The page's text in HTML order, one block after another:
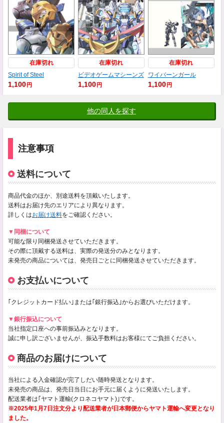
在庫切れ
Spirit of Steel
1,100 円
在庫切れ
ビデオゲームマシーンズ
1,100 円
在庫切れ
ワイバーンガール
1,100 円
他の同人を探す
注意事項
送料について
商品代金のほか、別途送料を頂戴いたします。
送料はお届け先のエリアにより異なります。
詳しくはお届け送料をご確認ください。
▼同梱について
可能な限り同梱発送させていただきます。
その際に頂戴する送料は、実際の発送分のみとなります。
未発売の商品については、発売日ごとに同梱発送させていただきます。
お支払いについて
｢クレジットカード払い｣または｢銀行振込｣からお選びいただけます。
▼銀行振込について
当社指定口座への事前振込みとなります。
誠に申し訳ございませんが、振込手数料はお客様にてご負担ください。
商品のお届けについて
当社による入金確認が完了しだい随時発送となります。
未発売の商品は、発売日当日にお手元に届くように発送いたします。
配送業者は｢ヤマト運輸(クロネコヤマト)｣です。
※2025年1月7日注文分より配送業者が日本郵便からヤマト運輸へ変更となり
ました。